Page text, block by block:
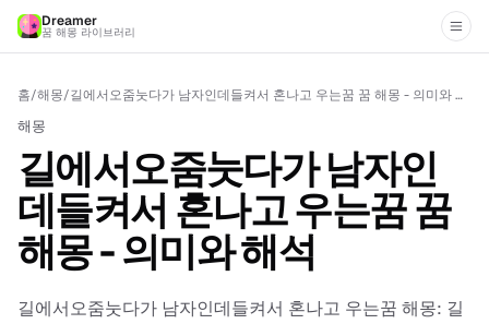
Dreamer
꿈 해몽 라이브러리
홈/해몽/ 길에서오줌눗다가 남자인데들켜서 혼나고 우는꿈 꿈 해몽 - 의미와 해석
해몽
길에서오줌눗다가 남자인
데들켜서 혼나고 우는꿈 꿈
해몽 - 의미와 해석
길에서오줌눗다가 남자인데들켜서 혼나고 우는꿈 해몽: 길